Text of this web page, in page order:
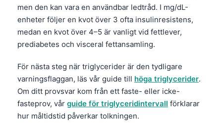
men den kan vara en användbar ledtråd. I mg/dL-
enheter följer en kvot över 3 ofta insulinresistens,
medan en kvot över 4–5 är vanligt vid fettlever,
prediabetes och visceral fettansamling.
För nästa steg när triglycerider är den tydligare
varningsflaggan, läs vår guide till höga triglycerider.
Om ditt provsvar kom från ett faste- eller icke-
fasteprov, vår guide för triglyceridintervall förklarar
hur måltidstid påverkar tolkningen.